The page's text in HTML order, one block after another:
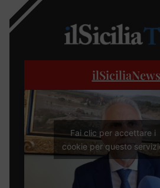
ilSiciliaNews
Fai clic per accettare i
cookie per questo